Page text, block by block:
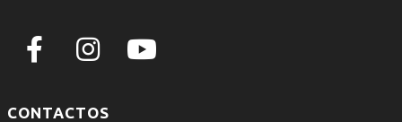
CONTACTOS